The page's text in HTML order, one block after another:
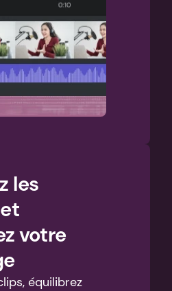
les
votre
équilibrez